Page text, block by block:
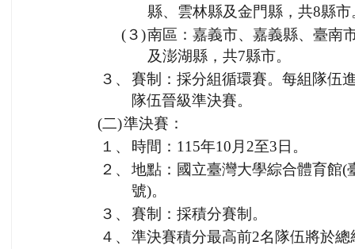
縣、雲林縣及金門縣，共8縣市
(３)南區：嘉義市、嘉義縣、臺南
及澎湖縣，共7縣市。
３、 賽制：採分組循環賽。每組隊伍
隊伍晉級準決賽。
(二)準決賽：
１、
時間：115年10月2至3日。
２、 地點：國立臺灣大學綜合體育館(
號)。
３、 賽制：採積分賽制。
４、 準決賽積分最高前2名隊伍將於